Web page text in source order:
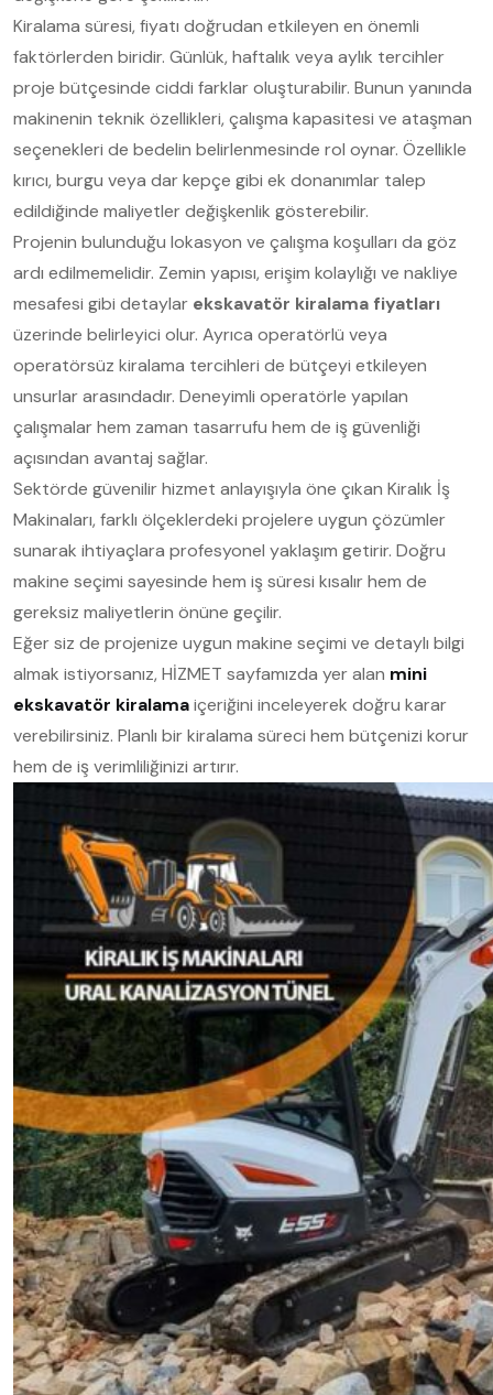
Kiralama süresi, fiyatı doğrudan etkileyen en önemli
faktörlerden biridir. Günlük, haftalık veya aylık tercihler
proje bütçesinde ciddi farklar oluşturabilir. Bunun yanında
makinenin teknik özellikleri, çalışma kapasitesi ve ataşman
seçenekleri de bedelin belirlenmesinde rol oynar. Özellikle
kırıcı, burgu veya dar kepçe gibi ek donanımlar talep
edildiğinde maliyetler değişkenlik gösterebilir.
Projenin bulunduğu lokasyon ve çalışma koşulları da göz
ardı edilmemelidir. Zemin yapısı, erişim kolaylığı ve nakliye
mesafesi gibi detaylar ekskavatör kiralama fiyatları
üzerinde belirleyici olur. Ayrıca operatörlü veya
operatörsüz kiralama tercihleri de bütçeyi etkileyen
unsurlar arasındadır. Deneyimli operatörle yapılan
çalışmalar hem zaman tasarrufu hem de iş güvenliği
açısından avantaj sağlar.
Sektörde güvenilir hizmet anlayışıyla öne çıkan Kiralık İş
Makinaları, farklı ölçeklerdeki projelere uygun çözümler
sunarak ihtiyaçlara profesyonel yaklaşım getirir. Doğru
makine seçimi sayesinde hem iş süresi kısalır hem de
gereksiz maliyetlerin önüne geçilir.
Eğer siz de projenize uygun makine seçimi ve detaylı bilgi
almak istiyorsanız, HİZMET sayfamızda yer alan mini
ekskavatör kiralamaiçeriğini inceleyerek doğru karar
verebilirsiniz. Planlı bir kiralama süreci hem bütçenizi korur
hem de iş verimliliğinizi artırır.